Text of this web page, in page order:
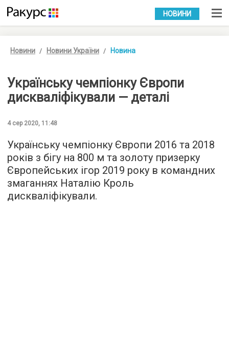
УКР РУС
НОВИНИ
Новини Новини України Новина
Українську чемпіонку Європи
дискваліфікували — деталі
4 сер 2020, 11:48
Українську чемпіонку Європи 2016 та 2018
років з бігу на 800 м та золоту призерку
Європейських ігор 2019 року в командних
змаганнях Наталію Кроль
дискваліфікували.